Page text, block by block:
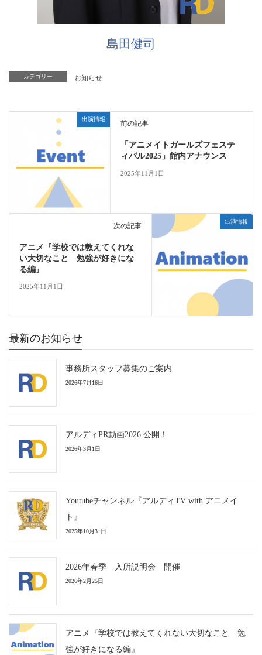
島田健司
カテゴリー お知らせ
出演情報
前の記事
「アニメイトガールズフェステ
ィバル2025」館内アナウンス
2025年11月1日
出演情報
次の記事
アニメ『学校では教えてくれな
い大切なこと 勉強が好きにな
る編』
2025年11月1日
最新のお知らせ
事務所スタッフ募集のご案内
2026年7月16日
アルディPR動画2026 公開！
2026年3月1日
Youtubeチャンネル『アルディTV with アニメイ
ト』
2025年10月31日
2026年春季 入所説明会 開催
2026年2月25日
アニメ『学校では教えてくれない大切なこと 勉
強が好きになる編』